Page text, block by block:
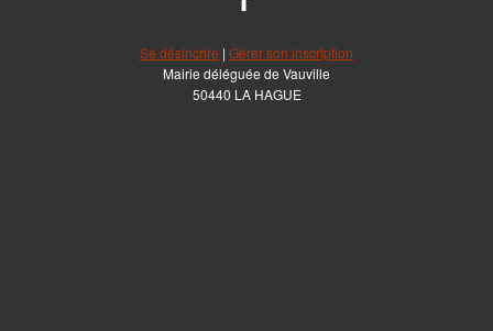
Se désincrire | Gérer son inscription
Mairie déléguée de Vauville
50440 LA HAGUE